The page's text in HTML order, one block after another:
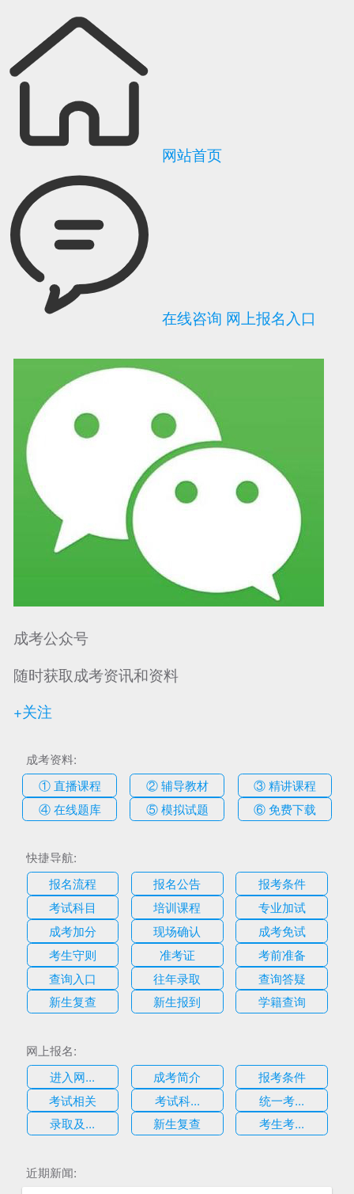
可信网站信用评 网络警察提醒你 诚信网站
网站首页
在线咨询 网上报名入口
成考公众号
随时获取成考资讯和资料
+关注
成考资料:
① 直播课程
② 辅导教材
③ 精讲课程
④ 在线题库
⑤ 模拟试题 ⑥ 免费下载
快捷导航:
报名流程
报名公告
报考条件
考试科目
培训课程
专业加试
成考加分
现场确认
成考免试
考生守则
准考证
考前准备
查询入口
往年录取
查询答疑
新生复查
新生报到 学籍查询
网上报名:
进入网...
成考简介
报考条件
考试相关
考试科...
统一考...
录取及...
新生复查 考生考...
近期新闻: